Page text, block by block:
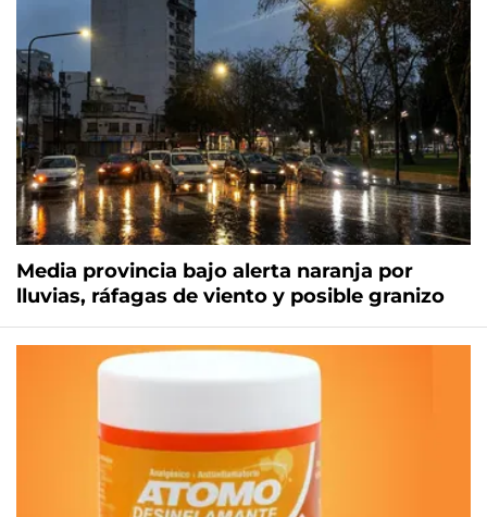
Media provincia bajo alerta naranja por
lluvias, ráfagas de viento y posible granizo